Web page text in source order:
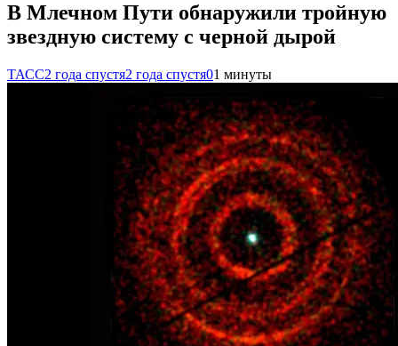
В Млечном Пути обнаружили тройную
звездную систему с черной дырой
ТАСС2 года спустя2 года спустя01 минуты